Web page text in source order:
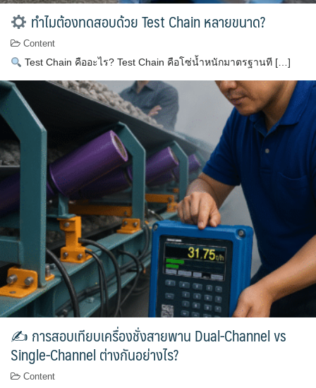
ทำไมต้องทดสอบด้วย Test Chain หลายขนาด?
Content
Test Chain คืออะไร? Test Chain คือโซ่น้ำหนักมาตรฐานที […]
✍ การสอบเทียบเครื่องชั่งสายพาน Dual-Channel vs
Single-Channel ต่างกันอย่างไร?
Content